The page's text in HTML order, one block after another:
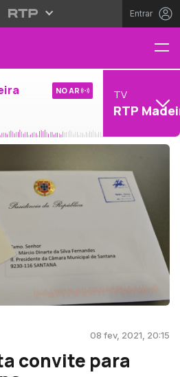
Entrar
NO AR TV
RTP
08 fev, 2021, 20:15
convite para